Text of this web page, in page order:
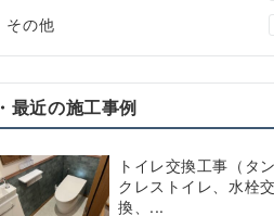
その他
・最近の施工事例
トイレ交換工事（タン
クレストイレ、水栓交
換、...